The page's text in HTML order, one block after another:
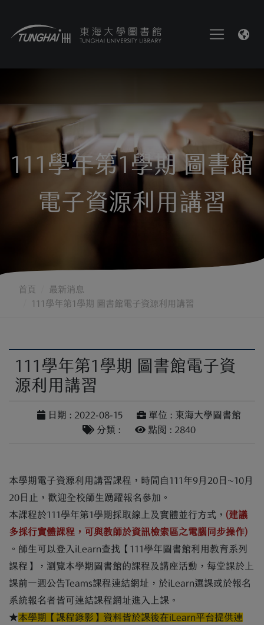
111學年第1學期 圖書館
電子資源利用講習
首頁
最新消息
111學年第1學期 圖書館電子資源利用講習
111學年第1學期 圖書館電子資
源利用講習
日期 : 2022-08-15
單位 : 東海大學圖書館
分類 :
點閱 : 2840
本學期電子資源利用講習課程，時間自111年9月20日~10月
20日止，歡迎全校師生踴躍報名參加。
本課程於111學年第1學期採取線上及實體並行方式， (建議
多採行實體課程，可與教師於資訊檢索區之電腦同步操作)
。師生可以登入iLearn查找【111學年圖書館利用教育系列
課程】，瀏覽本學期圖書館的課程及講座活動，每堂課於上
課前一週公告Teams課程連結網址，於iLearn選課或於報名
系統報名者皆可連結課程網址進入上課。
★本學期【課程錄影】資料皆於課後在iLearn平台提供連